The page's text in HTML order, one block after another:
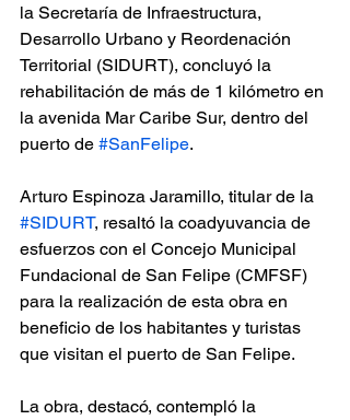
la Secretaría de Infraestructura,
Desarrollo Urbano y Reordenación
Territorial (SIDURT), concluyó la
rehabilitación de más de 1 kilómetro en
la avenida Mar Caribe Sur, dentro del
puerto de #SanFelipe.
Arturo Espinoza Jaramillo, titular de la
#SIDURT, resaltó la coadyuvancia de
esfuerzos con el Concejo Municipal
Fundacional de San Felipe (CMFSF)
para la realización de esta obra en
beneficio de los habitantes y turistas
que visitan el puerto de San Felipe.
La obra, destacó, contempló la